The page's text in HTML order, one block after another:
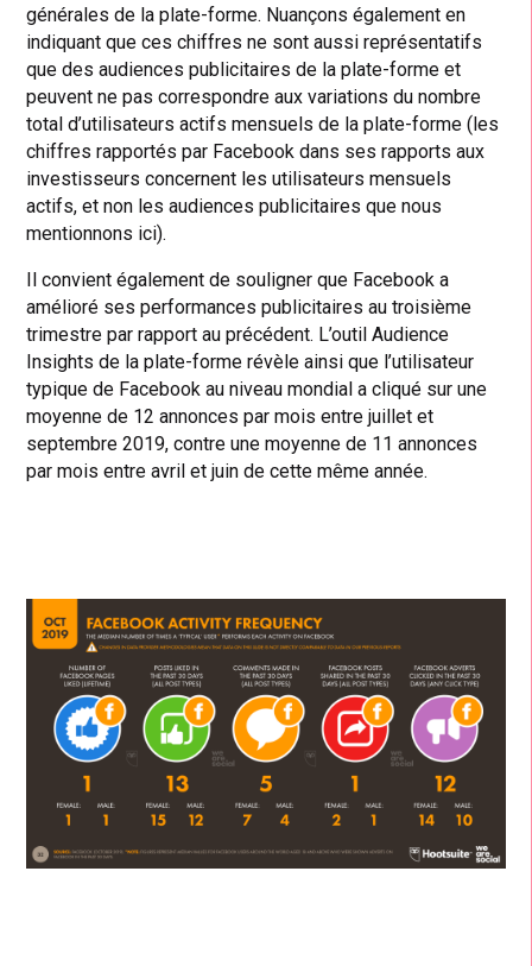
générales de la plate-forme. Nuançons également en
indiquant que ces chiffres ne sont aussi représentatifs
que des audiences publicitaires de la plate-forme et
peuvent ne pas correspondre aux variations du nombre
total d’utilisateurs actifs mensuels de la plate-forme (les
chiffres rapportés par Facebook dans ses rapports aux
investisseurs concernent les utilisateurs mensuels
actifs, et non les audiences publicitaires que nous
mentionnons ici).
Il convient également de souligner que Facebook a
amélioré ses performances publicitaires au troisième
trimestre par rapport au précédent. L’outil Audience
Insights de la plate-forme révèle ainsi que l’utilisateur
typique de Facebook au niveau mondial a cliqué sur une
moyenne de 12 annonces par mois entre juillet et
septembre 2019, contre une moyenne de 11 annonces
par mois entre avril et juin de cette même année.